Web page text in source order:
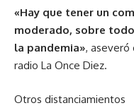
«Hay que tener un
moderado, sobre
la pandemia», aseveró
radio La Once Diez.
Otros distanciamientos